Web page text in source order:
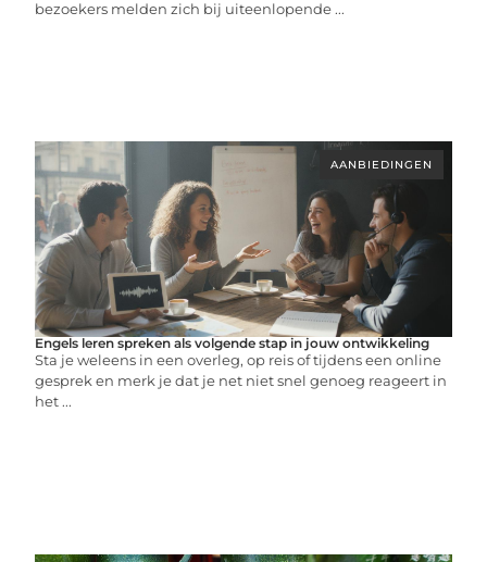
bezoekers melden zich bij uiteenlopende ...
AANBIEDINGEN
Engels leren spreken als volgende stap in jouw ontwikkeling
Sta je weleens in een overleg, op reis of tijdens een online
gesprek en merk je dat je net niet snel genoeg reageert in
het ...